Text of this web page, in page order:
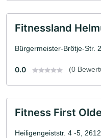
Fitnessland
Bürgermeister-Brötje-Str.
0.0 (0
Fitness First
Heiligengeiststr. 4 -5,